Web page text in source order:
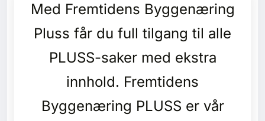
Øvrige
Tips redaksjonen
Abonnere magasin
Med Fremtidens Byggenæring
Pluss får du full tilgang til alle
PLUSS-saker med ekstra
innhold. Fremtidens
Byggenæring PLUSS er vår